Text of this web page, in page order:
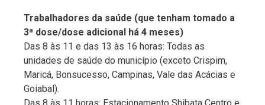
Trabalhadores da saúde (que tenham tomado a
3ª dose/dose adicional há 4 meses)
Das 8 às 11 e das 13 às 16 horas: Todas as
unidades de saúde do município (exceto Crispim,
Maricá, Bonsucesso, Campinas, Vale das Acácias e
Goiabal).
Das 8 às 11 horas: Estacionamento Shibata Centro e